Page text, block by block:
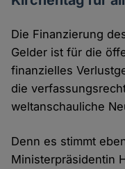
Die Finanzierung
Gelder ist für die
finanzielles
die
weltanschauliche
Denn es stimmt
Ministerpräsidentin